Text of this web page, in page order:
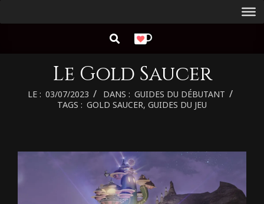
au
de
RECHERCHER
Le Gold Saucer
LE : 03/07/2023 DANS : GUIDES DU DÉBUTANT
TAGS : GOLD SAUCER, GUIDES DU JEU